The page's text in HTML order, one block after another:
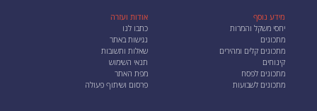
מידע נוסף
יחסי משקל והמרות
מתכונים
מתכונים קלים ומהירים
קינוחים
מתכונים לפסח
מתכונים לשבועות
אודות ועזרה
כתבו לנו
נגישות באתר
שאלות ותשובות
תנאי השימוש
מפת האתר
פרסום ושיתוף פעולה